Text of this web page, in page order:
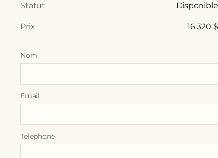
Statut Disponible
Prix 16 320 $
Nom
Email
Telephone